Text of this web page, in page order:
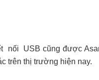
nối USB cũng được
trên thị trường hiện nay.